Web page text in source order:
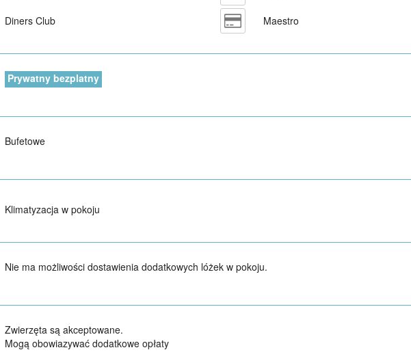
Diners Club Maestro
Prywatny bezplatny
Bufetowe
Klimatyzacja w pokoju
Nie ma możliwości dostawienia dodatkowych lóżek w pokoju.
Zwierzęta są akceptowane.
Mogą obowiazywać dodatkowe opłaty